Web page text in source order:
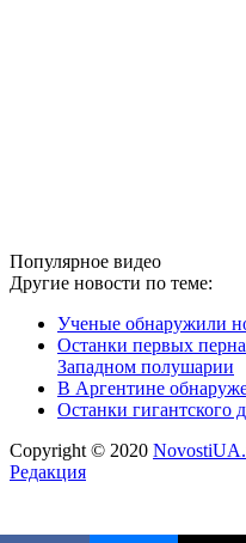
Популярное видео
Другие новости по теме:
Ученые обнаружили
Останки первых
Западном полушарии
В Аргентине
Останки гигантского
Copyright © 2020
Редакция